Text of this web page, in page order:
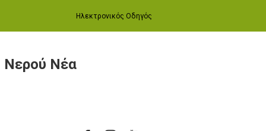
Ηλεκτρονικός Οδηγός
Νερού Νέα